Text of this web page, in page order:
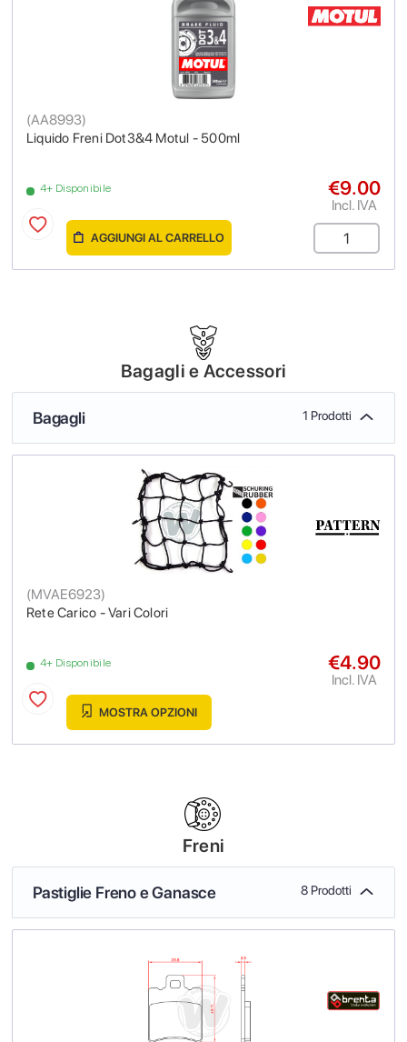
Liquido Freni Dot3&4 Motul - 500ml
(AA8993)
4+ Disponibile €9.00
Incl. IVA
AGGIUNGI AL CARRELLO
Bagagli e Accessori
Bagagli 1 Prodotti
Rete Carico - Vari Colori
(MVAE6923)
4+ Disponibile €4.90
Incl. IVA
MOSTRA OPZIONI
Freni
Pastiglie Freno e Ganasce 8 Prodotti